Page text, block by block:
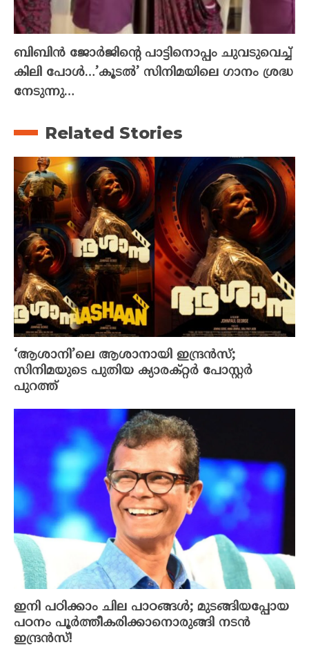
ബിബിൻ ജോർജിന്റെ പാട്ടിനൊപ്പം ചുവടുവെച്ച്
കിലി പോൾ…’കൂടൽ’ സിനിമയിലെ ഗാനം ശ്രദ്ധ
നേടുന്നു…
Related Stories
‘ആശാനി’ലെ ആശാനായി ഇന്ദ്രൻസ്;
സിനിമയുടെ പുതിയ ക്യാരക്റ്റർ പോസ്റ്റർ
പുറത്ത്
ഇനി പഠിക്കാം ചില പാഠങ്ങൾ; മുടങ്ങിയപ്പോയ
പഠനം പൂർത്തീകരിക്കാനൊരുങ്ങി നടൻ
ഇന്ദ്രൻസ്!